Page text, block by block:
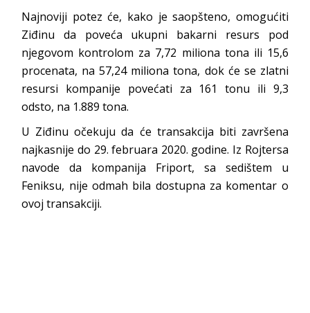
Najnoviji potez će, kako je saopšteno, omogućiti
Ziđinu da poveća ukupni bakarni resurs pod
njegovom kontrolom za 7,72 miliona tona ili 15,6
procenata, na 57,24 miliona tona, dok će se zlatni
resursi kompanije povećati za 161 tonu ili 9,3
odsto, na 1.889 tona.
U Ziđinu očekuju da će transakcija biti završena
najkasnije do 29. februara 2020. godine. Iz Rojtersa
navode da kompanija Friport, sa sedištem u
Feniksu, nije odmah bila dostupna za komentar o
ovoj transakciji.